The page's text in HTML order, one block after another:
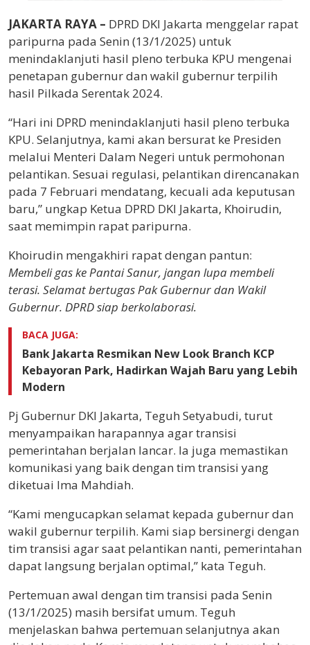
JAKARTA RAYA – DPRD DKI Jakarta menggelar rapat
paripurna pada Senin (13/1/2025) untuk
menindaklanjuti hasil pleno terbuka KPU mengenai
penetapan gubernur dan wakil gubernur terpilih
hasil Pilkada Serentak 2024.
“Hari ini DPRD menindaklanjuti hasil pleno terbuka
KPU. Selanjutnya, kami akan bersurat ke Presiden
melalui Menteri Dalam Negeri untuk permohonan
pelantikan. Sesuai regulasi, pelantikan direncanakan
pada 7 Februari mendatang, kecuali ada keputusan
baru,” ungkap Ketua DPRD DKI Jakarta, Khoirudin,
saat memimpin rapat paripurna.
Khoirudin mengakhiri rapat dengan pantun:
Membeli gas ke Pantai Sanur, jangan lupa membeli
terasi. Selamat bertugas Pak Gubernur dan Wakil
Gubernur. DPRD siap berkolaborasi.
BACA JUGA:
Bank Jakarta Resmikan New Look Branch KCP
Kebayoran Park, Hadirkan Wajah Baru yang Lebih
Modern
Pj Gubernur DKI Jakarta, Teguh Setyabudi, turut
menyampaikan harapannya agar transisi
pemerintahan berjalan lancar. Ia juga memastikan
komunikasi yang baik dengan tim transisi yang
diketuai Ima Mahdiah.
“Kami mengucapkan selamat kepada gubernur dan
wakil gubernur terpilih. Kami siap bersinergi dengan
tim transisi agar saat pelantikan nanti, pemerintahan
dapat langsung berjalan optimal,” kata Teguh.
Pertemuan awal dengan tim transisi pada Senin
(13/1/2025) masih bersifat umum. Teguh
menjelaskan bahwa pertemuan selanjutnya akan